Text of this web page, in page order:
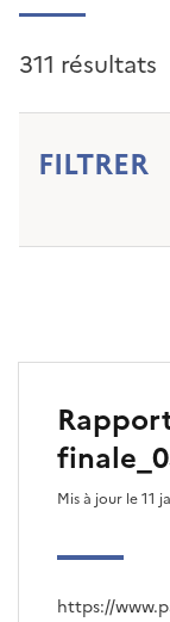
311 résultats
FILTRER
Mis à jour le 11
https://